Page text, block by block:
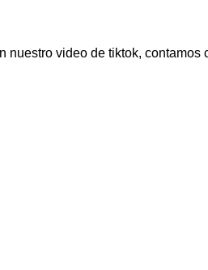
video de tiktok,